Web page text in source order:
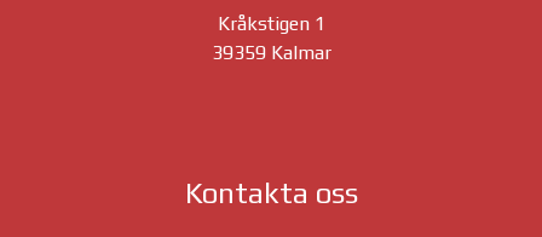
Kråkstigen 1
39359 Kalmar
Kontakta oss